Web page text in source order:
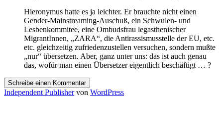
Hieronymus hatte es ja leichter. Er brauchte nicht einen
Gender-Mainstreaming-Auschuß, ein Schwulen- und
Lesbenkommitee, eine Ombudsfrau legasthenischer
MigrantInnen, „ZARA“, die Antirassismusstelle der EU, etc.
etc. gleichzeitig zufriedenzustellen versuchen, sondern mußte
„nur“ übersetzen. Aber, ganz unter uns: das ist auch genau
das, wofür man einen Übersetzer eigentlich beschäftigt … ?
Schreibe einen Kommentar
Independent Publishervon WordPress